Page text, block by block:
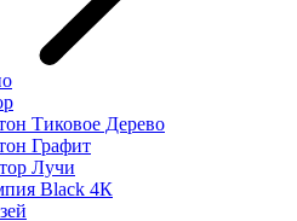
Тиковое Дерево
Графит
Лучи
Black 4К